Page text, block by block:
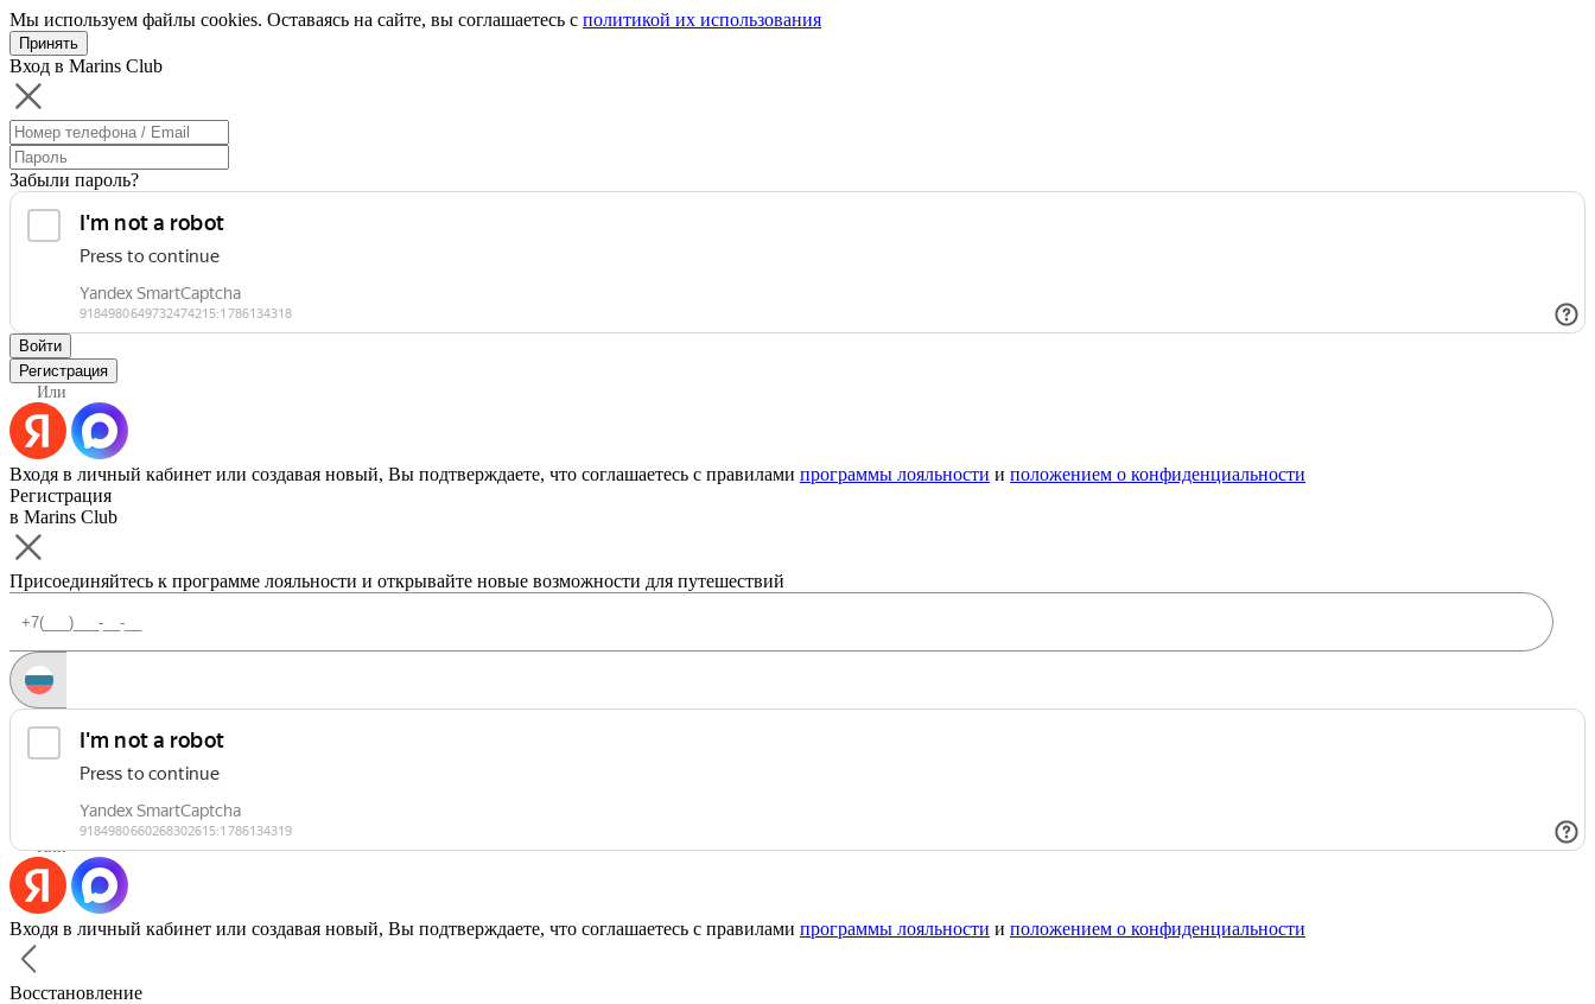
Мы используем файлы cookies. Оставаясь на сайте, вы соглашаетесь с политикой их использования
Принять
Вход в Marins Club
Забыли пароль?
Войти
Регистрация
Или
Входя в личный кабинет или создавая новый, Вы подтверждаете, что соглашаетесь с правилами программы лояльности и положением о конфиденциальности
Регистрация
в Marins Club
Присоединяйтесь к программе лояльности и открывайте новые возможности для путешествий
Запросить код
Уже есть аккаунт?Войти
Или
Входя в личный кабинет или создавая новый, Вы подтверждаете, что соглашаетесь с правилами программы лояльности и положением о конфиденциальности
Восстановление